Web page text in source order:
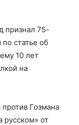
признал 75-
статье об
10 лет
на
Гозмана
русском» от